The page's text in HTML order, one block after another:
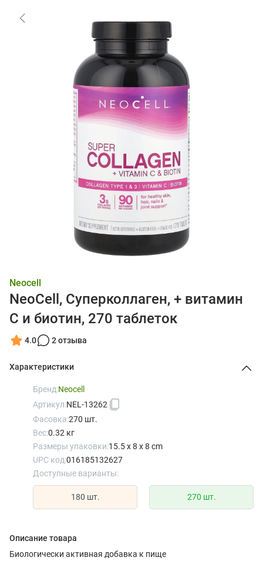
Neocell
NeoCell, Суперколлаген, + витамин
C и биотин, 270 таблеток
4.0 2 отзыва
Характеристики
Бренд:Neocell
Артикул:NEL-13262
Фасовка:270 шт.
Вес:0.32 кг
Размеры упаковки:15.5 x 8 x 8 cm
UPC код:016185132627
Доступные варианты:
180 шт. 270 шт.
Описание товара
Биологически активная добавка к пище